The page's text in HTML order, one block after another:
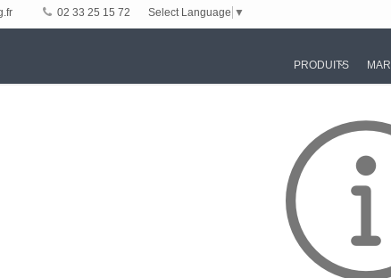
02 33 25 15 72 Select Language ▼
PRODUITS